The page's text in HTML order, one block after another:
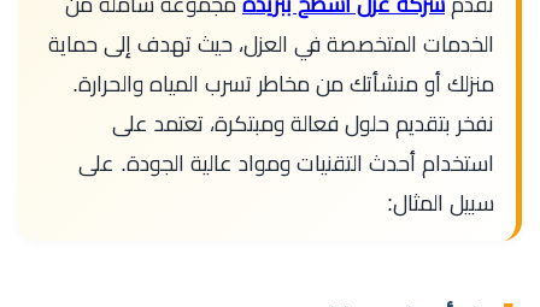
الخدمات المتخصصة في العزل، حيث تهدف إلى حماية
منزلك أو منشأتك من مخاطر تسرب المياه والحرارة.
نفخر بتقديم حلول فعالة ومبتكرة، تعتمد على
استخدام أحدث التقنيات ومواد عالية الجودة. على
سبيل المثال: